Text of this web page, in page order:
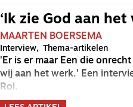
‘Ik zie God aan het
MAARTEN BOERSEMA
Interview Thema-artikelen
'Er is er maar Een die
wij aan het werk.' Een
Roi.